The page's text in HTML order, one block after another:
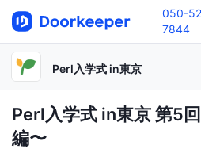
050-
7844
Perl入学式 in東京
Perl入学式 in東京 第5
編〜